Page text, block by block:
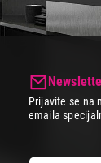
Prijavite se na
emaila